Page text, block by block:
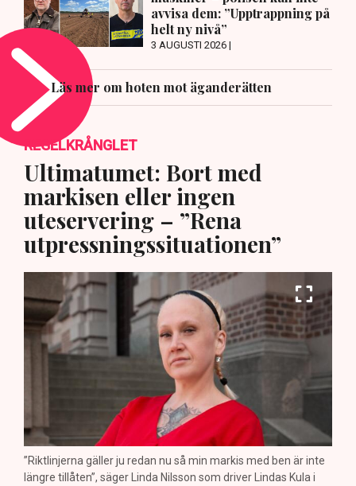
avvisa dem: ”Upptrappning på
helt ny nivå”
3 AUGUSTI 2026 |
Läs mer om hoten mot äganderätten
REGELKRÅNGLET
Ultimatumet: Bort med
markisen eller ingen
uteservering – ”Rena
utpressningssituationen”
”Riktlinjerna gäller ju redan nu så min markis med ben är inte
längre tillåten”, säger Linda Nilsson som driver Lindas Kula i